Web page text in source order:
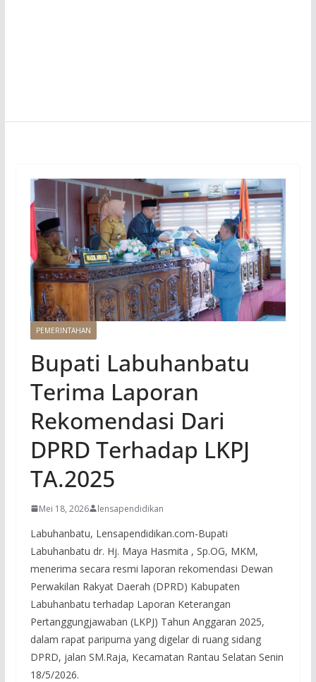
PEMERINTAHAN
Bupati Labuhanbatu
Terima Laporan
Rekomendasi Dari
DPRD Terhadap LKPJ
TA.2025
Mei 18, 2026 lensapendidikan
Labuhanbatu, Lensapendidikan.com-Bupati
Labuhanbatu dr. Hj. Maya Hasmita , Sp.OG, MKM,
menerima secara resmi laporan rekomendasi Dewan
Perwakilan Rakyat Daerah (DPRD) Kabupaten
Labuhanbatu terhadap Laporan Keterangan
Pertanggungjawaban (LKPJ) Tahun Anggaran 2025,
dalam rapat paripurna yang digelar di ruang sidang
DPRD, jalan SM.Raja, Kecamatan Rantau Selatan Senin
18/5/2026.